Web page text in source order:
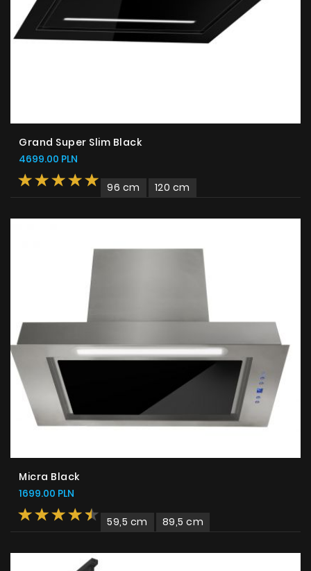
Grand Super Slim Black
4699.00 PLN
96 cm 120 cm
Micra Black
1699.00 PLN
59,5 cm 89,5 cm